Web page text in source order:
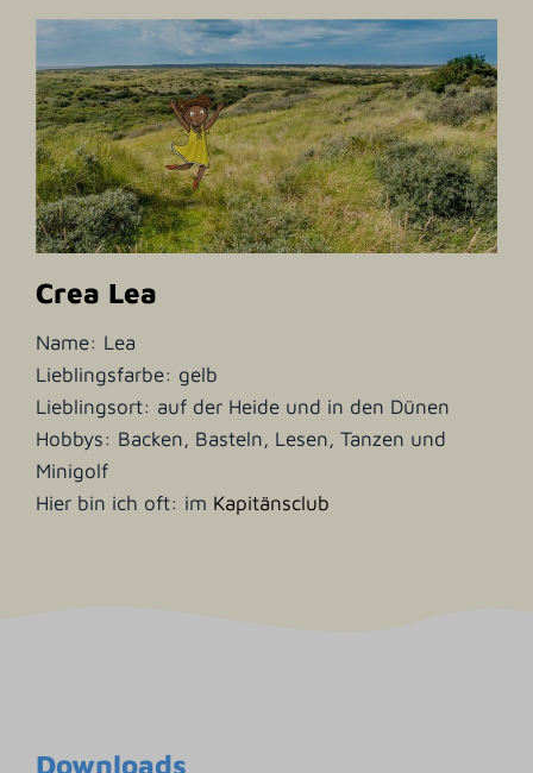
Crea Lea
Name: Lea
Lieblingsfarbe: gelb
Lieblingsort: auf der Heide und in den Dünen
Hobbys: Backen, Basteln, Lesen, Tanzen und
Minigolf
Hier bin ich oft: im Kapitänsclub
Downloads